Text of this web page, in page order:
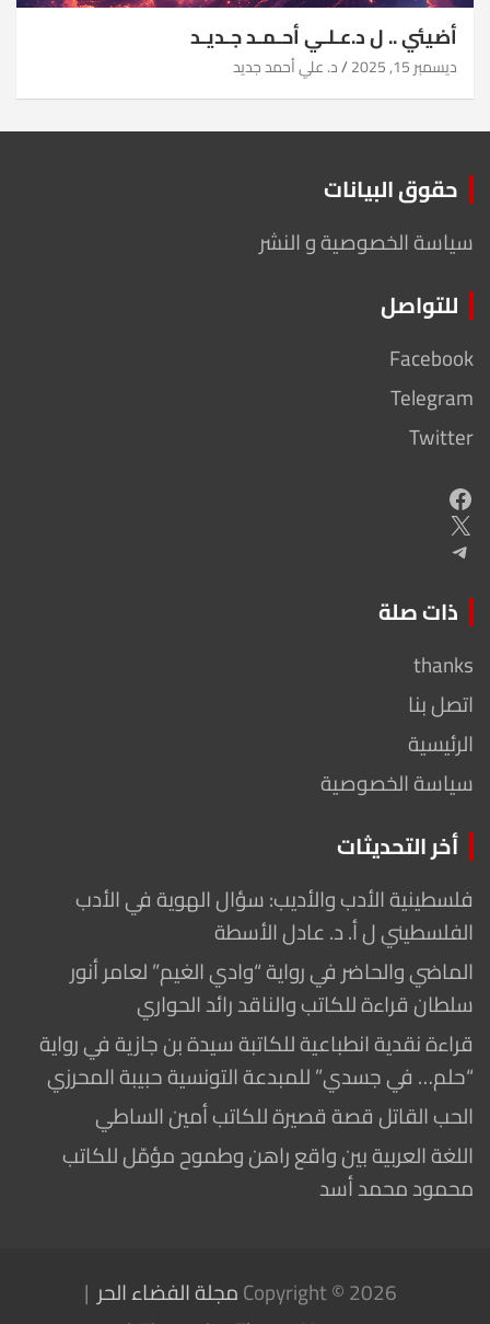
أضيئي .. ل د.عـلـي أحـمـد جـديـد
ديسمبر 15, 2025 د. علي أحمد جديد
حقوق البيانات
سياسة الخصوصية و النشر
للتواصل
Facebook
Telegram
Twitter
Facebook
X
Telegram
ذات صلة
thanks
اتصل بنا
الرئيسية
سياسة الخصوصية
أخر التحديثات
فلسطينية الأدب والأديب: سؤال الهوية في الأدب
الفلسطيني ل أ. د. عادل الأسطة
الماضي والحاضر في رواية “وادي الغيم” لعامر أنور
سلطان قراءة للكاتب والناقد رائد الحواري
قراءة نقدية انطباعية للكاتبة سيدة بن جازية في رواية
“حلم… في جسدي” للمبدعة التونسية حبيبة المحرزي
الحب القاتل قصة قصيرة للكاتب أمين الساطي
اللغة العربية بين واقع راهن وطموح مؤمّل للكاتب
محمود محمد أسد
Copyright © 2026مجلة الفضاء الحر